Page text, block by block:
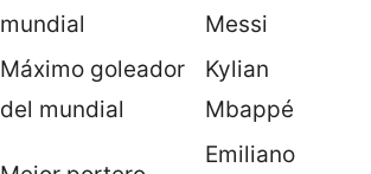
mundial
Messi
Máximo goleador
del mundial
Kylian
Mbappé
Emiliano